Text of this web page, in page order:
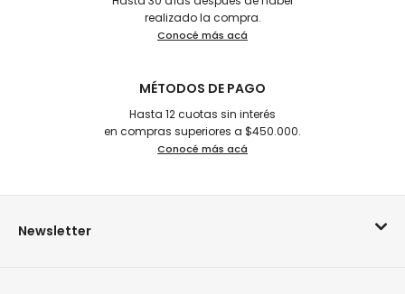
realizado la compra.
Conocé más acá
MÉTODOS DE PAGO
Hasta 12 cuotas sin interés
en compras superiores a $450.000.
Conocé más acá
Newsletter